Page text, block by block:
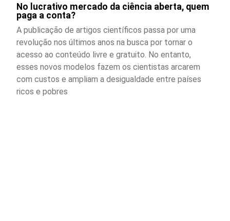
No lucrativo mercado da ciência aberta, quem
paga a conta?
A publicação de artigos científicos passa por uma
revolução nos últimos anos na busca por tornar o
acesso ao conteúdo livre e gratuito. No entanto,
esses novos modelos fazem os cientistas arcarem
com custos e ampliam a desigualdade entre países
ricos e pobres